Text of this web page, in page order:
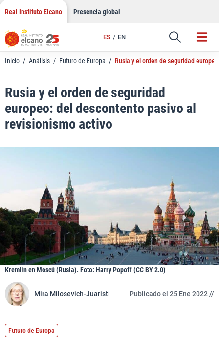
Saltar
contenido
Real Instituto Elcano Presencia global
ES EN
Enlace
Inicio / Análisis / Futuro de Europa / Rusia y el orden de seguridad
Rusia y el orden de seguridad
europeo: del descontento pasivo al
revisionismo activo
Kremlin en Moscú (Rusia). Foto: Harry Popoff (CC BY 2.0)
Mira Milosevich-Juaristi Publicado el 25 Ene 2022 //
Futuro de Europa